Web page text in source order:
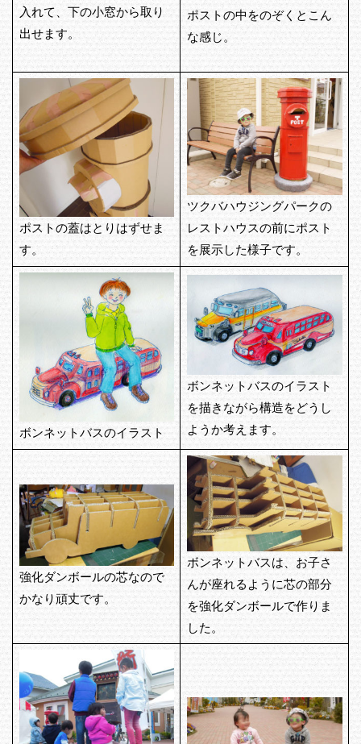
入れて、下の小窓から取り
出せます。
ポストの中をのぞくとこん
な感じ。
ポストの蓋はとりはずせま
す。
ツクバハウジングパークの
レストハウスの前にポスト
を展示した様子です。
ボンネットバスのイラスト
ボンネットバスのイラスト
を描きながら構造をどうし
ようか考えます。
強化ダンボールの芯なので
かなり頑丈です。
ボンネットバスは、お子さ
んが座れるように芯の部分
を強化ダンボールで作りま
した。